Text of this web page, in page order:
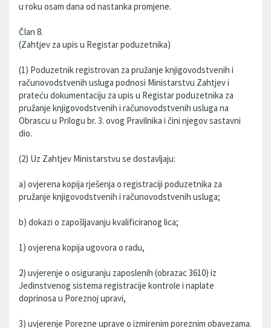
u roku osam dana od nastanka promjene.
Član 8.
(Zahtjev za upis u Registar poduzetnika)
(1) Poduzetnik registrovan za pružanje knjigovodstvenih i
računovodstvenih usluga podnosi Ministarstvu Zahtjev i
prateću dokumentaciju za upis u Registar poduzetnika za
pružanje knjigovodstvenih i računovodstvenih usluga na
Obrascu u Prilogu br. 3. ovog Pravilnika i čini njegov sastavni
dio.
(2) Uz Zahtjev Ministarstvu se dostavljaju:
a) ovjerena kopija rješenja o registraciji poduzetnika za
pružanje knjigovodstvenih i računovodstvenih usluga;
b) dokazi o zapošljavanju kvalificiranog lica;
1) ovjerena kopija ugovora o radu,
2) uvjerenje o osiguranju zaposlenih (obrazac 3610) iz
Jedinstvenog sistema registracije kontrole i naplate
doprinosa u Poreznoj upravi,
3) uvjerenje Porezne uprave o izmirenim poreznim obavezama.